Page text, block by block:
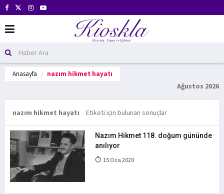
Anasayfa nazım hikmet hayatı
Ağustos 2026
nazım hikmet hayatı Etiketi için bulunan sonuçlar
Nazım Hikmet 118. doğum gününde
anılıyor
15 Oca 2020